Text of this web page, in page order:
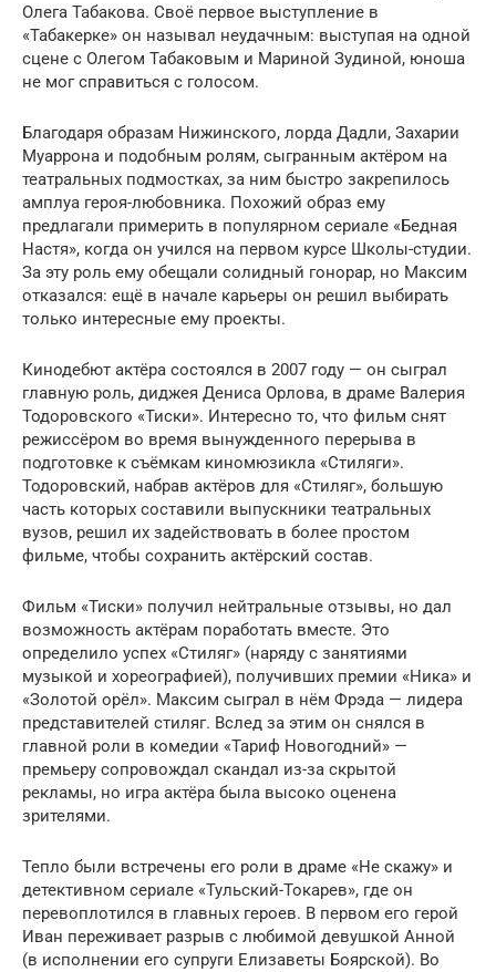
Олега Табакова. Своё первое выступление в
«Табакерке» он называл неудачным: выступая на одной
сцене с Олегом Табаковым и Мариной Зудиной, юноша
не мог справиться с голосом.
Благодаря образам Нижинского, лорда Дадли, Захарии
Муаррона и подобным ролям, сыгранным актёром на
театральных подмостках, за ним быстро закрепилось
амплуа героя-любовника. Похожий образ ему
предлагали примерить в популярном сериале «Бедная
Настя», когда он учился на первом курсе Школы-студии.
За эту роль ему обещали солидный гонорар, но Максим
отказался: ещё в начале карьеры он решил выбирать
только интересные ему проекты.
Кинодебют актёра состоялся в 2007 году — он сыграл
главную роль, диджея Дениса Орлова, в драме Валерия
Тодоровского «Тиски». Интересно то, что фильм снят
режиссёром во время вынужденного перерыва в
подготовке к съёмкам киномюзикла «Стиляги».
Тодоровский, набрав актёров для «Стиляг», большую
часть которых составили выпускники театральных
вузов, решил их задействовать в более простом
фильме, чтобы сохранить актёрский состав.
Фильм «Тиски» получил нейтральные отзывы, но дал
возможность актёрам поработать вместе. Это
определило успех «Стиляг» (наряду с занятиями
музыкой и хореографией), получивших премии «Ника» и
«Золотой орёл». Максим сыграл в нём Фрэда — лидера
представителей стиляг. Вслед за этим он снялся в
главной роли в комедии «Тариф Новогодний» —
премьеру сопровождал скандал из-за скрытой
рекламы, но игра актёра была высоко оценена
зрителями.
Тепло были встречены его роли в драме «Не скажу» и
детективном сериале «Тульский-Токарев», где он
перевоплотился в главных героев. В первом его герой
Иван переживает разрыв с любимой девушкой Анной
(в исполнении его супруги Елизаветы Боярской). Во